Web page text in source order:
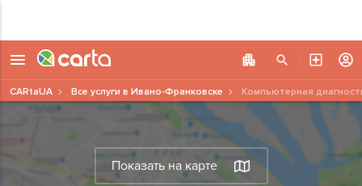
Показать на карте
CARtaUA Все услуги в Ивано-Франковске Компьютерная